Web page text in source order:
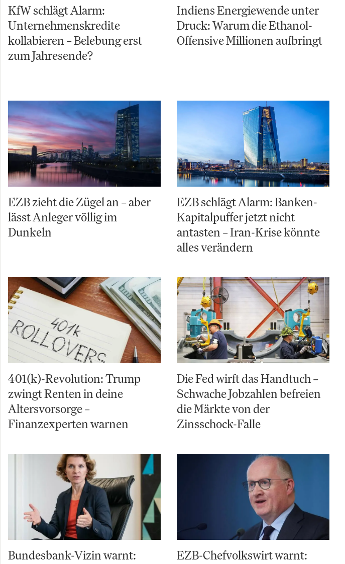
KfW schlägt Alarm:
Unternehmenskredite
kollabieren – Belebung erst
zum Jahresende?
Indiens Energiewende unter
Druck: Warum die Ethanol-
Offensive Millionen aufbringt
EZB zieht die Zügel an – aber
lässt Anleger völlig im
Dunkeln
EZB schlägt Alarm: Banken-
Kapitalpuffer jetzt nicht
antasten – Iran-Krise könnte
alles verändern
401(k)-Revolution: Trump
zwingt Renten in deine
Altersvorsorge –
Finanzexperten warnen
Die Fed wirft das Handtuch –
Schwache Jobzahlen befreien
die Märkte von der
Zinsschock-Falle
Bundesbank-Vizin warnt:
EZB-Chefvolkswirt warnt: